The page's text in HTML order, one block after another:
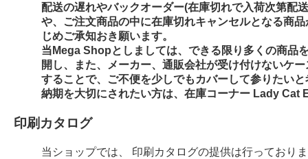
配送の遅れやバックオーダー(在庫切れで入荷次第配
や、ご注文商品の中に在庫切れキャンセルとなる商
じめご承知おき願います。
当Mega Shopとしましては、できる限り多くの商品
開し、また、メーカー、通販会社が受け付けないケ
することで、ご不便を少しでもカバーして参りたい
納期を大切にされたい方は、在庫コーナー Lady Cat
印刷カタログ
当ショップでは、 印刷カタログの提供は行っており